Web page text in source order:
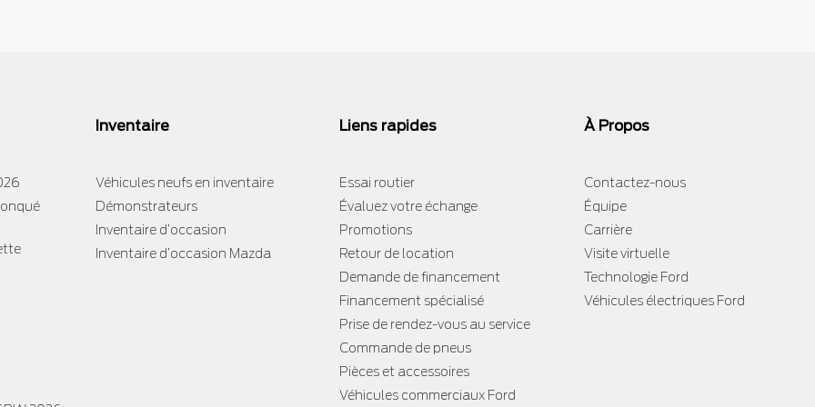
Inventaire
Véhicules neufs en inventaire
Démonstrateurs
Inventaire d’occasion
Inventaire d’occasion Mazda
Liens rapides
Essai routier
Évaluez votre échange
Promotions
Retour de location
Demande de financement
Financement spécialisé
Prise de rendez-vous au service
Commande de pneus
Pièces et accessoires
Véhicules commerciaux Ford
À Propos
Contactez-nous
Équipe
Carrière
Visite virtuelle
Technologie Ford
Véhicules électriques Ford